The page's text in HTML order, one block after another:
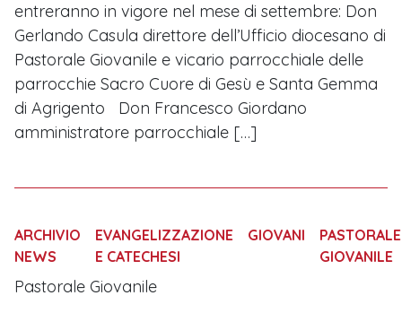
entreranno in vigore nel mese di settembre: Don
Gerlando Casula direttore dell’Ufficio diocesano di
Pastorale Giovanile e vicario parrocchiale delle
parrocchie Sacro Cuore di Gesù e Santa Gemma
di Agrigento Don Francesco Giordano
amministratore parrocchiale […]
ARCHIVIO
NEWS
EVANGELIZZAZIONE
E CATECHESI
GIOVANI
PASTORALE
GIOVANILE
Pastorale Giovanile